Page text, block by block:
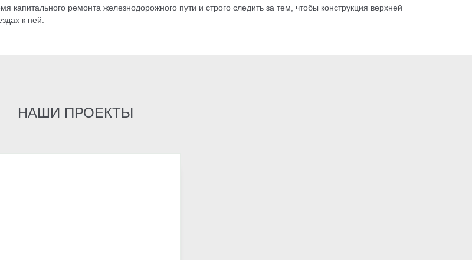
капитального ремонта железнодорожного пути и строго следить за тем, чтобы конструкция верхней
к ней.
НАШИ ПРОЕКТЫ